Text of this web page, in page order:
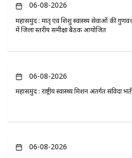
06-08-2026
महासमुंद : मातृ एवं शिशु स्वास्थ्य सेवाओं की
में जिला स्तरीय समीक्षा बैठक आयोजित
06-08-2026
महासमुंद : राष्ट्रीय स्वास्थ्य मिशन अंतर्गत संविदा
06-08-2026